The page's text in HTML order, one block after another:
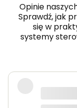
Opinie
Sprawdź, jak
się w
systemy